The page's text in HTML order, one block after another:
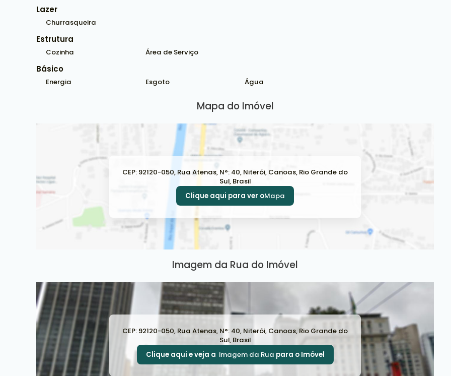
Lazer
Churrasqueira
Estrutura
Cozinha Área de Serviço
Básico
Energia Esgoto Água
Mapa do Imóvel
CEP: 92120-050, Rua Atenas, N°: 40, Niterói, Canoas, Rio Grande do
Sul, Brasil
Clique aqui para ver oMapa
Imagem da Rua do Imóvel
CEP: 92120-050, Rua Atenas, N°: 40, Niterói, Canoas, Rio Grande do
Sul, Brasil
Clique aqui e veja a Imagem da Rua para o Imóvel